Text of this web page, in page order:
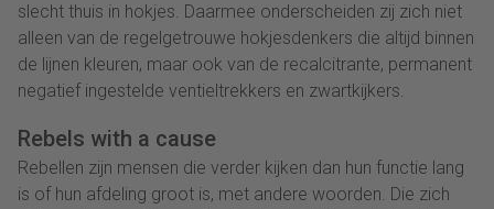
slecht thuis in hokjes. Daarmee onderscheiden zij zich niet
alleen van de regelgetrouwe hokjesdenkers die altijd binnen
de lijnen kleuren, maar ook van de recalcitrante, permanent
negatief ingestelde ventieltrekkers en zwartkijkers.
Rebels with a cause
Rebellen zijn mensen die verder kijken dan hun functie lang
is of hun afdeling groot is, met andere woorden. Die zich